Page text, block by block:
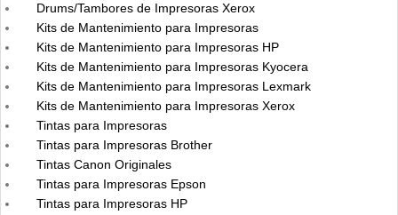
Drums/Tambores de Impresoras Xerox
Kits de Mantenimiento para Impresoras
Kits de Mantenimiento para Impresoras HP
Kits de Mantenimiento para Impresoras Kyocera
Kits de Mantenimiento para Impresoras Lexmark
Kits de Mantenimiento para Impresoras Xerox
Tintas para Impresoras
Tintas para Impresoras Brother
Tintas Canon Originales
Tintas para Impresoras Epson
Tintas para Impresoras HP